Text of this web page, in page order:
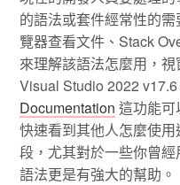
的語法或套件經常性的
覽器查看文件、Stack
來理解該語法怎麼用，
Visual Studio 2022
Documentation 這功能
快速看到其他人怎麼使
段，尤其對於一些你曾
語法更是有強大的幫助。